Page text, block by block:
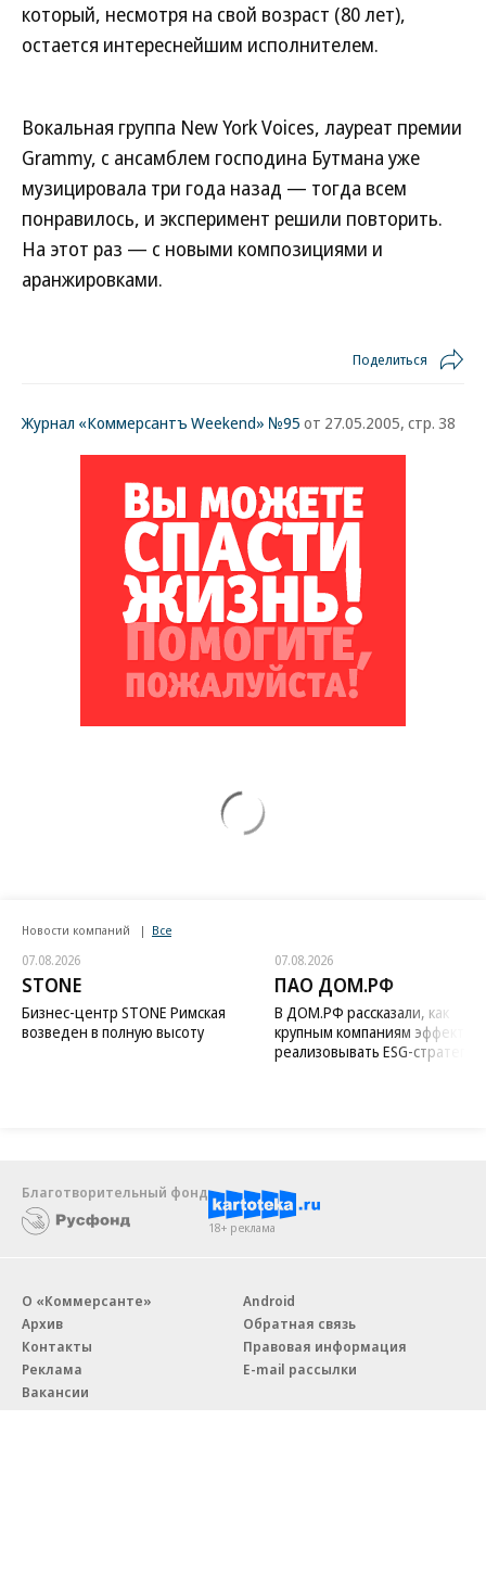
который, несмотря на свой возраст (80 лет),
остается интереснейшим исполнителем.
Вокальная группа New York Voices, лауреат премии
Grammy, с ансамблем господина Бутмана уже
музицировала три года назад — тогда всем
понравилось, и эксперимент решили повторить.
На этот раз — с новыми композициями и
аранжировками.
Поделиться
Журнал «Коммерсантъ Weekend» №95 от 27.05.2005, стр. 38
Новости компаний Все
07.08.2026
STONE
Бизнес-центр STONE Римская
возведен в полную высоту
07.08.2026
ПАО ДОМ.РФ
В ДОМ.РФ рассказали, как
крупным компаниям
реализовывать ESG-стратегию
Благотворительный фонд
18+ реклама
О «Коммерсанте»
Архив
Контакты
Реклама
Вакансии
Android
Обратная связь
Правовая информация
E-mail рассылки